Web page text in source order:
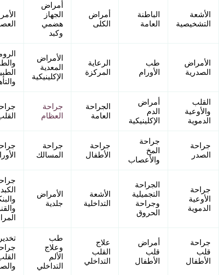
الأشعة
التشخيصية
الباطنة
العامة
أمراض
الكلى
أمراض
الجهاز
هضمي
وكبد
الأمراض
الصدرية
طب
الأورام
الرعاية
المركزة
الأمراض
المعدية
الإكلينيكية
القلب
والأوعية
الدموية
أمراض
الدم
الإكلينيكية
الجراحة
العامة
جراحة
العظام
جراحة
الصدر
جراحة
المخ
والأعصاب
جراحة
الأطفال
جراحة
المسالك
جراحة
الأوعية
الدموية
الجراحة
التجميلية
وجراحة
الحروق
الأشعة
التداخلية
الأمراض
جلدية
الكبد
جراحة
قلب
الأطفال
أمراض
قلب
الأطفال
علاج
القلب
التداخلي
طب
وعلاج
الألم
التداخلي